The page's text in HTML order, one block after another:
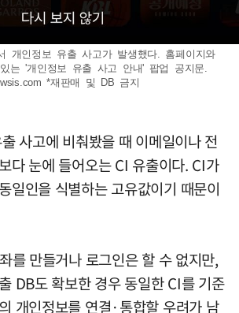
개인정보 유출 사고가 발생했다. 홈페이지와
는 '개인정보 유출 사고 안내' 팝업 공지문.
*재판매 및 DB 금지
사고에 비춰봤을 때 이메일이나 전
다 눈에 들어오는 CI 유출이다. CI가
일인을 식별하는 고유값이기 때문이
를 만들거나 로그인은 할 수 없지만,
DB도 확보한 경우 동일한 CI를 기준
개인정보를 연결·통합할 우려가 남